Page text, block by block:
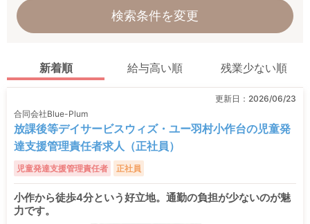
検索条件を変更
新着順 給与高い順 残業少ない順
更新日： 2026/06/23
合同会社Blue-Plum
放課後等デイサービスウィズ・ユー羽村小作台の児童発
達支援管理責任者求人（正社員）
児童発達支援管理責任者 正社員
小作から徒歩4分という好立地。通勤の負担が少ないのが魅
力です。